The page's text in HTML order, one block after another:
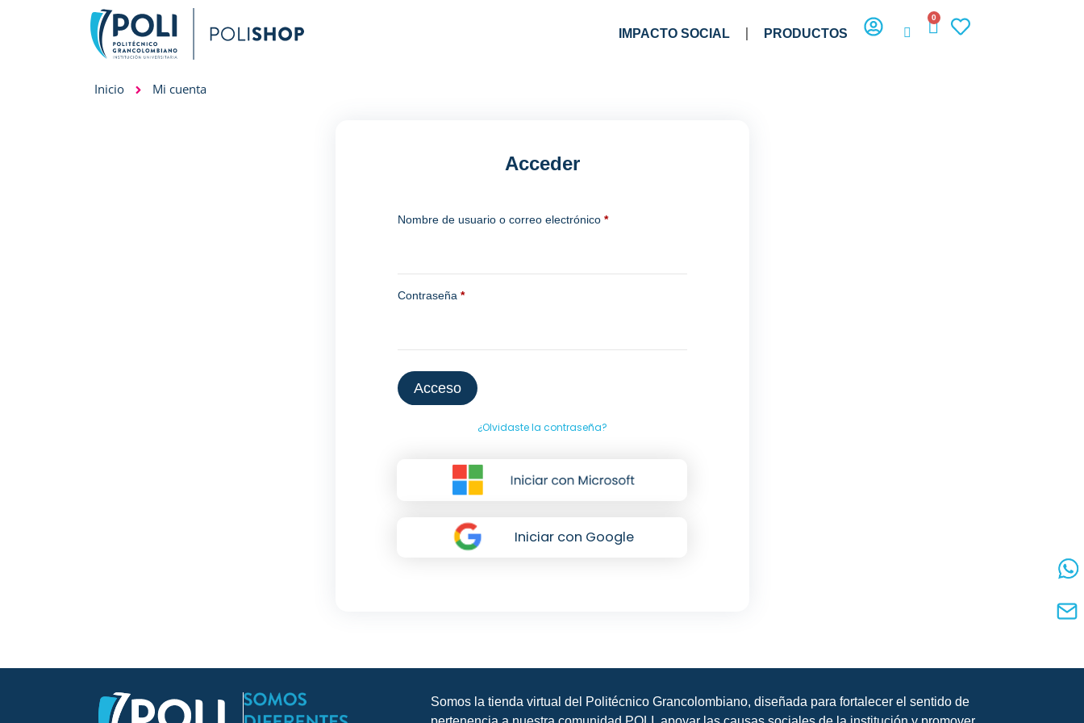
IMPACTO SOCIAL PRODUCTOS
0
Inicio Mi cuenta
Acceder
Nombre de usuario o correo electrónico *
Contraseña *
Acceso
¿Olvidaste la contraseña?
Iniciar con Google
Somos la tienda virtual del Politécnico Grancolombiano, diseñada para fortalecer el sentido de